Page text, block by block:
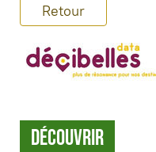
Découvrir
Retour